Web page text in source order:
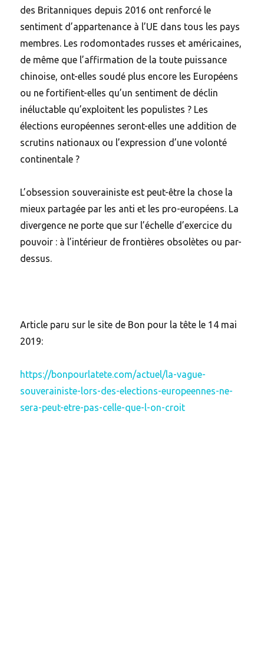
des Britanniques depuis 2016 ont renforcé le
sentiment d’appartenance à l’UE dans tous les pays
membres. Les rodomontades russes et américaines,
de même que l’affirmation de la toute puissance
chinoise, ont-elles soudé plus encore les Européens
ou ne fortifient-elles qu’un sentiment de déclin
inéluctable qu’exploitent les populistes ? Les
élections européennes seront-elles une addition de
scrutins nationaux ou l’expression d’une volonté
continentale ?
L’obsession souverainiste est peut-être la chose la
mieux partagée par les anti et les pro-européens. La
divergence ne porte que sur l’échelle d’exercice du
pouvoir : à l’intérieur de frontières obsolètes ou par-
dessus.
Article paru sur le site de Bon pour la tête le 14 mai
2019:
https://bonpourlatete.com/actuel/la-vague-
souverainiste-lors-des-elections-europeennes-ne-
sera-peut-etre-pas-celle-que-l-on-croit